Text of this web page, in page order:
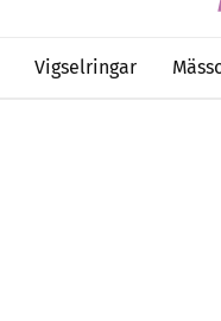
Vigselringar